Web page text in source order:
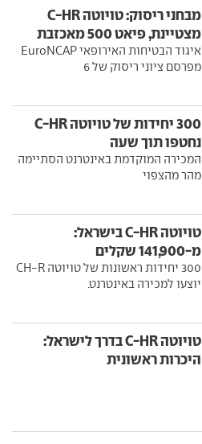
מבחני ריסוק: טויוטה C-HR
מצטיינת, פיאט 500 מאכזבת
איגוד הבטיחות האירופאי EuroNCAP
מפרסם ציוני ריסוק של 6
300 יחידות של טויוטה C-HR
נחטפו תוך שעה
המכירה המוקדמת באינטרנט הסתיימה
מהר מהצפוי
טויוטה C-HR בישראל:
מ-141,900 שקלים
300 יחידות ראשונות של טויוטה CH-R
יוצעו למכירה באינטרנט.
טויוטה C-HR בדרך לישראל:
היכרות ראשונית